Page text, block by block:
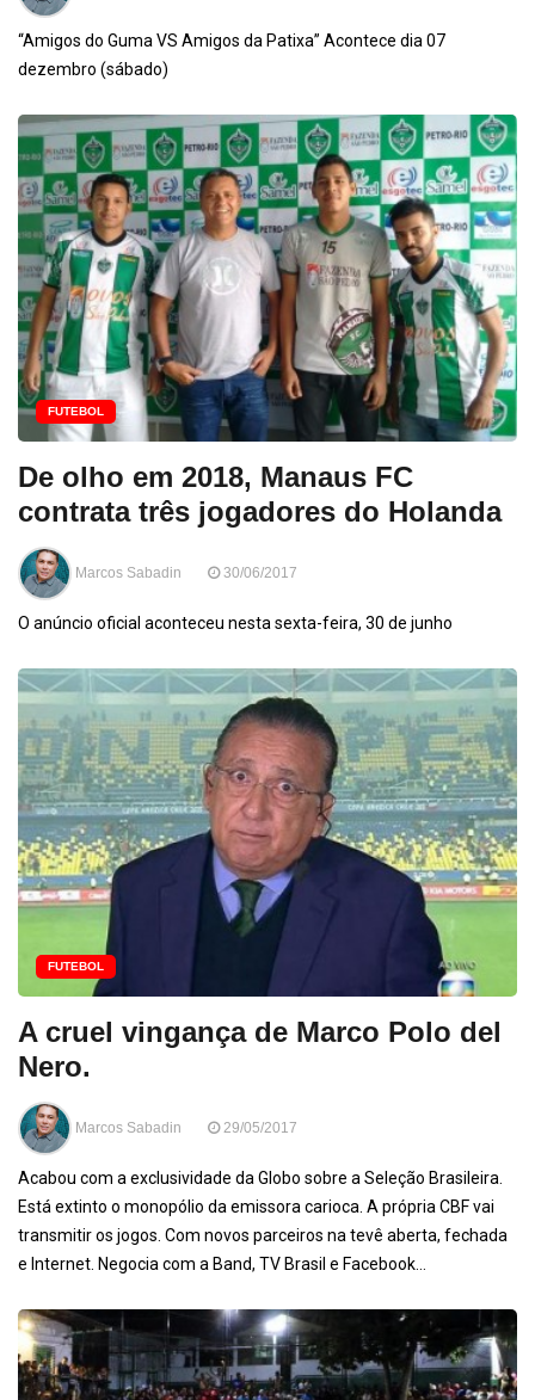
“Amigos do Guma VS Amigos da Patixa” Acontece dia 07
dezembro (sábado)
FUTEBOL
De olho em 2018, Manaus FC
contrata três jogadores do Holanda
Marcos Sabadin 30/06/2017
O anúncio oficial aconteceu nesta sexta-feira, 30 de junho
FUTEBOL
A cruel vingança de Marco Polo del
Nero.
Marcos Sabadin 29/05/2017
Acabou com a exclusividade da Globo sobre a Seleção Brasileira.
Está extinto o monopólio da emissora carioca. A própria CBF vai
transmitir os jogos. Com novos parceiros na tevê aberta, fechada
e Internet. Negocia com a Band, TV Brasil e Facebook…